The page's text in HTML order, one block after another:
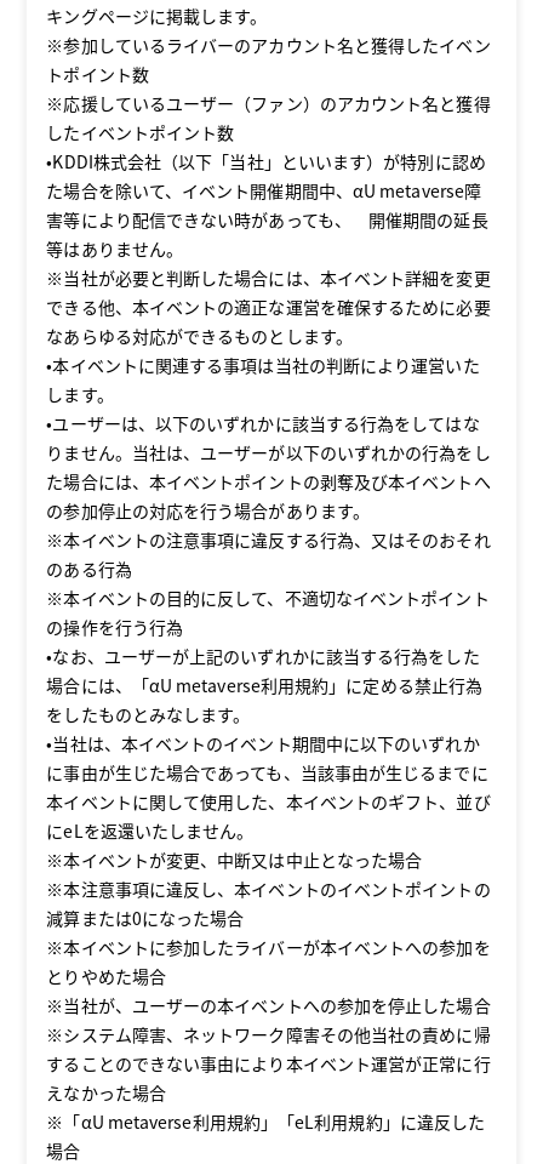
キングページに掲載します。
※参加しているライバーのアカウント名と獲得したイベン
トポイント数
※応援しているユーザー（ファン）のアカウント名と獲得
したイベントポイント数
•KDDI株式会社（以下「当社」といいます）が特別に認め
た場合を除いて、イベント開催期間中、αU metaverse障
害等により配信できない時があっても、 開催期間の延長
等はありません。
※当社が必要と判断した場合には、本イベント詳細を変更
できる他、本イベントの適正な運営を確保するために必要
なあらゆる対応ができるものとします。
•本イベントに関連する事項は当社の判断により運営いた
します。
•ユーザーは、以下のいずれかに該当する行為をしてはな
りません。当社は、ユーザーが以下のいずれかの行為をし
た場合には、本イベントポイントの剥奪及び本イベントへ
の参加停止の対応を行う場合があります。
※本イベントの注意事項に違反する行為、又はそのおそれ
のある行為
※本イベントの目的に反して、不適切なイベントポイント
の操作を行う行為
•なお、ユーザーが上記のいずれかに該当する行為をした
場合には、「αU metaverse利用規約」に定める禁止行為
をしたものとみなします。
•当社は、本イベントのイベント期間中に以下のいずれか
に事由が生じた場合であっても、当該事由が生じるまでに
本イベントに関して使用した、本イベントのギフト、並び
にeLを返還いたしません。
※本イベントが変更、中断又は中止となった場合
※本注意事項に違反し、本イベントのイベントポイントの
減算または0になった場合
※本イベントに参加したライバーが本イベントへの参加を
とりやめた場合
※当社が、ユーザーの本イベントへの参加を停止した場合
※システム障害、ネットワーク障害その他当社の責めに帰
することのできない事由により本イベント運営が正常に行
えなかった場合
※「αU metaverse利用規約」「eL利用規約」に違反した
場合